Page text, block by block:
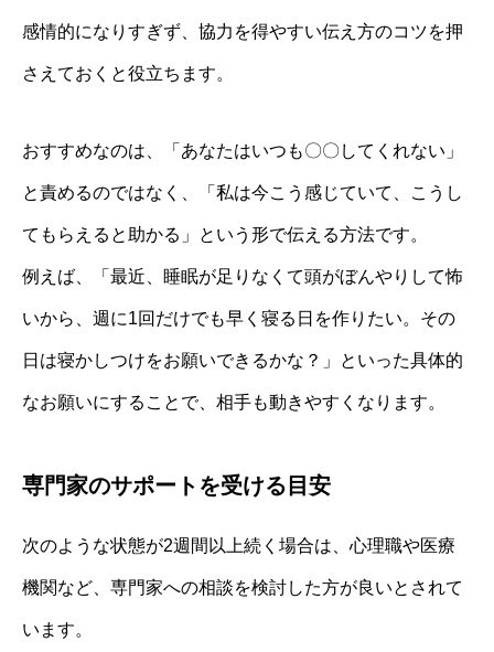
感情的になりすぎず、協力を得やすい伝え方のコツを押
さえておくと役立ちます。
おすすめなのは、「あなたはいつも〇〇してくれない」
と責めるのではなく、「私は今こう感じていて、こうし
てもらえると助かる」という形で伝える方法です。
例えば、「最近、睡眠が足りなくて頭がぼんやりして怖
いから、週に1回だけでも早く寝る日を作りたい。その
日は寝かしつけをお願いできるかな？」といった具体的
なお願いにすることで、相手も動きやすくなります。
専門家のサポートを受ける目安
次のような状態が2週間以上続く場合は、心理職や医療
機関など、専門家への相談を検討した方が良いとされて
います。